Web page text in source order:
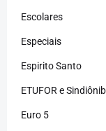
Escolares
Especiais
Espirito Santo
ETUFOR e
Euro 5